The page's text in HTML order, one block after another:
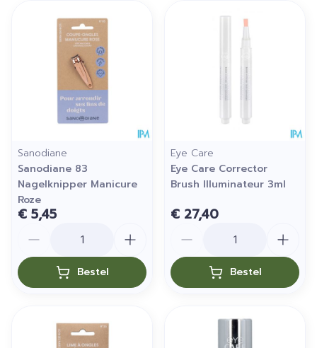
Sanodiane
Sanodiane 83
Nagelknipper Manicure
Roze
€ 5,45
Bestel
Eye Care
Eye Care Corrector
Brush Illuminateur 3ml
€ 27,40
Bestel